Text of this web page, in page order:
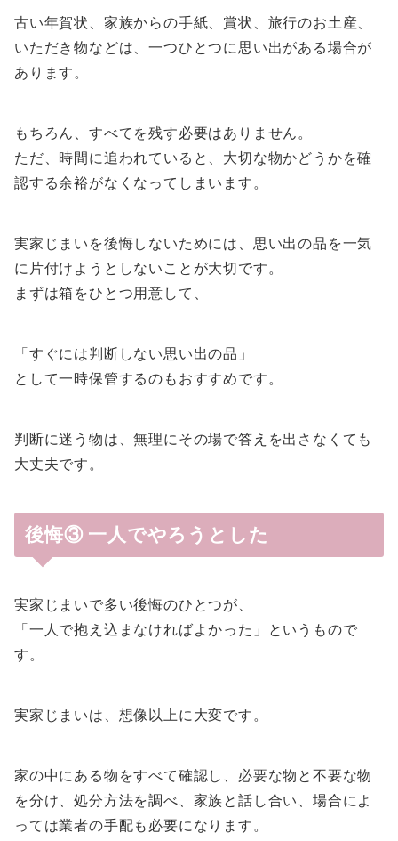
古い年賀状、家族からの手紙、賞状、旅行のお土産、
いただき物などは、一つひとつに思い出がある場合が
あります。
もちろん、すべてを残す必要はありません。
ただ、時間に追われていると、大切な物かどうかを確
認する余裕がなくなってしまいます。
実家じまいを後悔しないためには、思い出の品を一気
に片付けようとしないことが大切です。
まずは箱をひとつ用意して、
「すぐには判断しない思い出の品」
として一時保管するのもおすすめです。
判断に迷う物は、無理にその場で答えを出さなくても
大丈夫です。
後悔③ 一人でやろうとした
実家じまいで多い後悔のひとつが、
「一人で抱え込まなければよかった」というもので
す。
実家じまいは、想像以上に大変です。
家の中にある物をすべて確認し、必要な物と不要な物
を分け、処分方法を調べ、家族と話し合い、場合によ
っては業者の手配も必要になります。